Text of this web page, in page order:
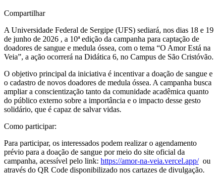
Compartilhar
A Universidade Federal de Sergipe (UFS) sediará, nos dias 18 e 19
de junho de 2026 , a 10ª edição da campanha para captação de
doadores de sangue e medula óssea, com o tema “O Amor Está na
Veia”, a ação ocorrerá na Didática 6, no Campus de São Cristóvão.
O objetivo principal da iniciativa é incentivar a doação de sangue e
o cadastro de novos doadores de medula óssea. A campanha busca
ampliar a conscientização tanto da comunidade acadêmica quanto
do público externo sobre a importância e o impacto desse gesto
solidário, que é capaz de salvar vidas.
Como participar:
Para participar, os interessados podem realizar o agendamento
prévio para a doação de sangue por meio do site oficial da
campanha, acessível pelo link: https://amor-na-veia.vercel.app/ou
através do QR Code disponibilizado nos cartazes de divulgação.